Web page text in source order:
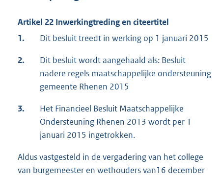
Artikel 22 Inwerkingtreding en citeertitel
1.
Dit besluit treedt in werking op 1 januari 2015
2.
Dit besluit wordt aangehaald als: Besluit
nadere regels maatschappelijke ondersteuning
gemeente Rhenen 2015
3.
Het Financieel Besluit Maatschappelijke
Ondersteuning Rhenen 2013 wordt per 1
januari 2015 ingetrokken.
Aldus vastgesteld in de vergadering van het college
van burgemeester en wethouders van16 december